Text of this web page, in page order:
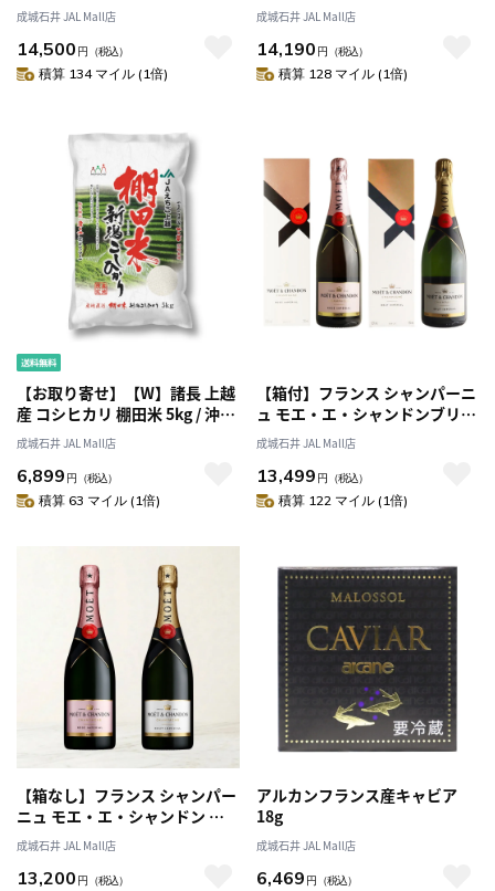
成城石井 JAL Mall店
14,500 円 （税込）
積算 134 マイル (1倍)
成城石井 JAL Mall店
14,190 円 （税込）
積算 128 マイル (1倍)
【お取り寄せ】【W】諸長 上越
産 コシヒカリ 棚田米 5kg / 沖
縄・離島配送不可
成城石井 JAL Mall店
6,899 円 （税込）
積算 63 マイル (1倍)
【箱付】フランス シャンパーニ
ュ モエ・エ・シャンドンブリュ
ット＆ロゼ 750ml×2本 | MHD
正規輸入品
成城石井 JAL Mall店
13,499 円 （税込）
積算 122 マイル (1倍)
【箱なし】フランス シャンパー
ニュ モエ・エ・シャンドン ブ
リュット&ロゼ 750ml×2本 |
MHD正規輸入品
成城石井 JAL Mall店
13,200 円 （税込）
アルカンフランス産キャビア
18g
成城石井 JAL Mall店
6,469 円 （税込）